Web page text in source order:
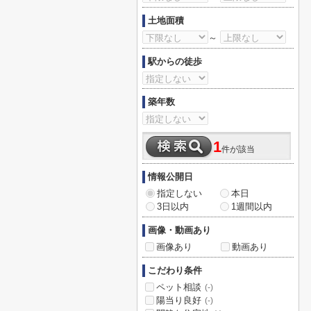
土地面積
～
駅からの徒歩
築年数
1件が該当
情報公開日
指定しない
本日
3日以内
1週間以内
画像・動画あり
画像あり
動画あり
こだわり条件
ペット相談 (-)
陽当り良好 (-)